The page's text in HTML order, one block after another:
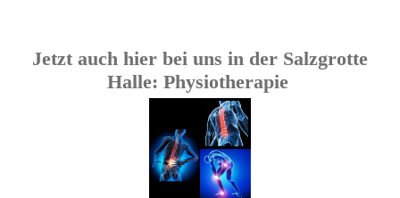
Jetzt auch hier bei uns in der Salzgrotte
Halle: Physiotherapie